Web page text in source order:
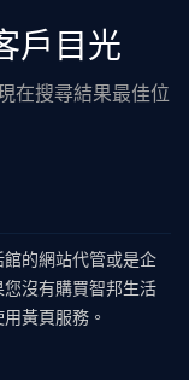
戶目光
在搜尋結果最佳位
的網站代管或是企
沒有購買智邦生活
黃頁服務。